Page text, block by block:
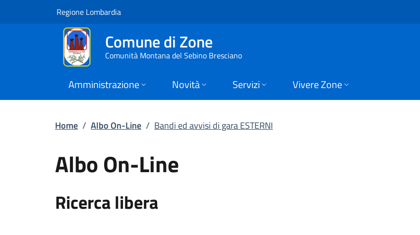
Vai al contenuto principale
Bandi ed avvisi di gara ESTERNI |
Regione Lombardia
Comune di Zone
Comunità Montana del Sebino Bresciano
Amministrazione Novità Servizi Vivere Zone
Home / Albo On-Line / Bandi ed avvisi di gara ESTERNI
Albo On-Line
Ricerca libera